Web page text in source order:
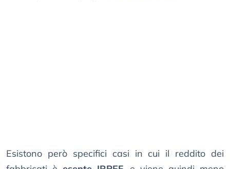
Esistono però specifici casi in cui il reddito dei